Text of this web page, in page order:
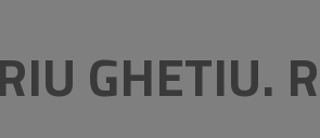
GHETIU.